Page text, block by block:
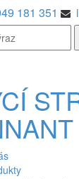
181 351